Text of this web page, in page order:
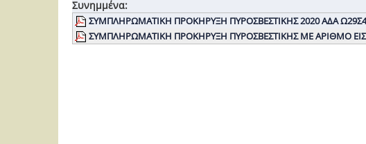
Συνημμένα:
ΣΥΜΠΛΗΡΩΜΑΤΙΚΗ ΠΡΟΚΗΡΥΞΗ ΠΥΡΟΣΒΕΣΤΙΚΗΣ 2020 ΑΔΑ
ΣΥΜΠΛΗΡΩΜΑΤΙΚΗ ΠΡΟΚΗΡΥΞΗ ΠΥΡΟΣΒΕΣΤΙΚΗΣ ΜΕ ΑΡΙΘΜΟ